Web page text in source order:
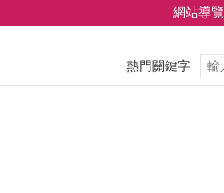
網站導覽
熱門關鍵字